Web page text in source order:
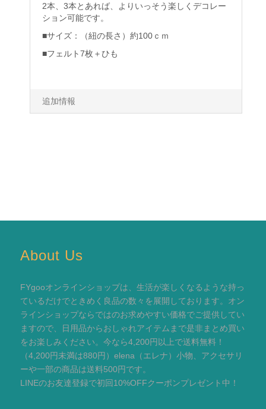
2本、3本とあれば、よりいっそう楽しくデコレー
ション可能です。
■サイズ：（紐の長さ）約100ｃｍ
■フェルト7枚＋ひも
追加情報
About Us
FYgooオンラインショップは、生活が楽しくなるような持っ
ているだけでときめく良品の数々を展開しております。オン
ラインショップならではのお求めやすい価格でご提供してい
ますので、日用品からおしゃれアイテムまで是非まとめ買い
をお楽しみください。今なら4,200円以上で送料無料！
（4,200円未満は880円）elena（エレナ）小物、アクセサリ
ーや一部の商品は送料500円です。
LINEのお友達登録で初回10%OFFクーポンプレゼント中！